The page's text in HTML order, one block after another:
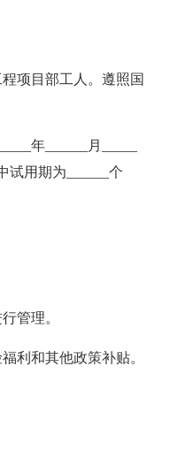
项目部工人。遵照国
年______月_____
试用期为______个
管理。
利和其他政策补贴。